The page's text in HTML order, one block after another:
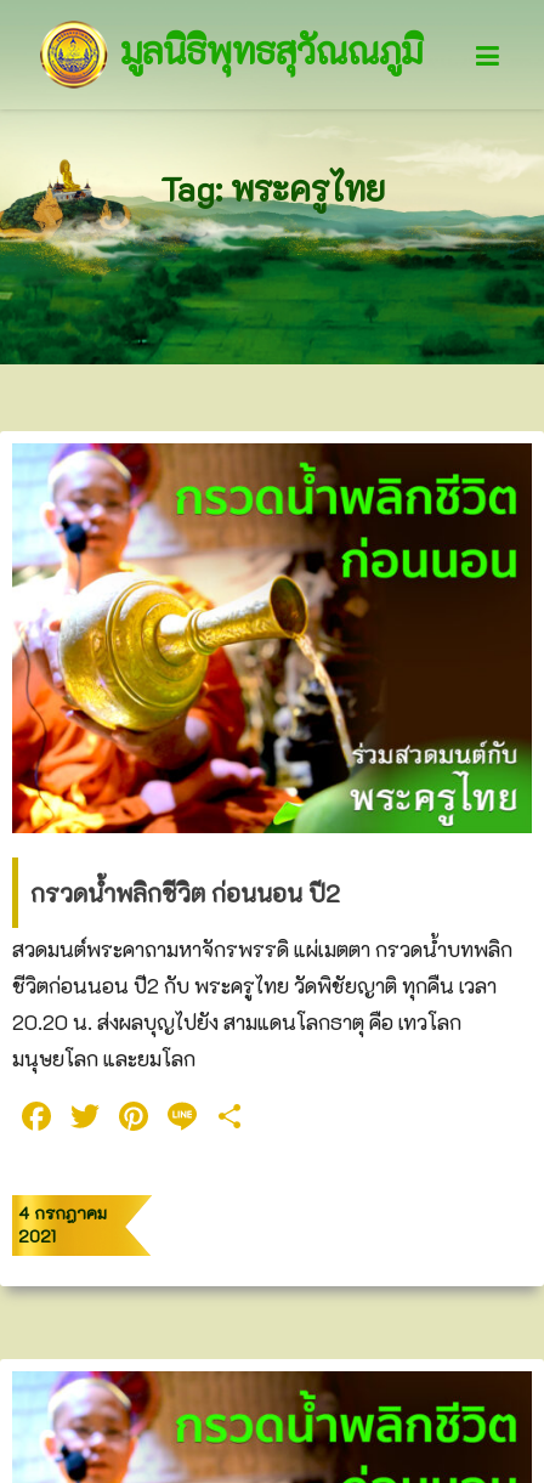
มูลนิธิพุทธสุวัณณภูมิ
Tag: พระครูไทย
กรวดน้ำพลิกชีวิต ก่อนนอน ปี2
สวดมนต์พระคาถามหาจักรพรรดิ แผ่เมตตา กรวดน้ำบทพลิก
ชีวิตก่อนนอน ปี2 กับ พระครูไทย วัดพิชัยญาติ ทุกคืน เวลา
20.20 น. ส่งผลบุญไปยัง สามแดนโลกธาตุ คือ เทวโลก
มนุษยโลก และยมโลก
Facebook
Twitter
Pinterest
Line
4 กรกฎาคม
2021